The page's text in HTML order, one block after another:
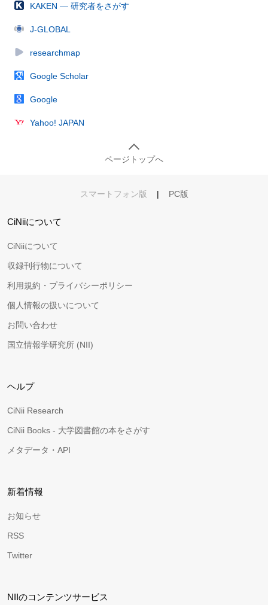
KAKEN — 研究者をさがす
J-GLOBAL
researchmap
Google Scholar
Google
Yahoo! JAPAN
ページトップへ
スマートフォン版 | PC版
CiNiiについて
CiNiiについて
収録刊行物について
利用規約・プライバシーポリシー
個人情報の扱いについて
お問い合わせ
国立情報学研究所 (NII)
ヘルプ
CiNii Research
CiNii Books - 大学図書館の本をさがす
メタデータ・API
新着情報
お知らせ
RSS
Twitter
NIIのコンテンツサービス